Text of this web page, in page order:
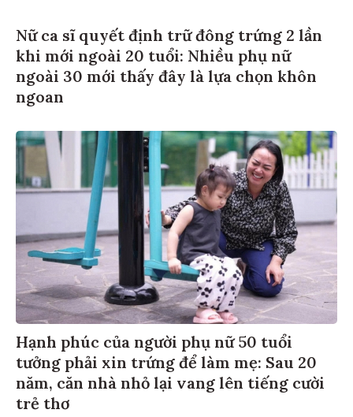
Nữ ca sĩ quyết định trữ đông trứng 2 lần
khi mới ngoài 20 tuổi: Nhiều phụ nữ
ngoài 30 mới thấy đây là lựa chọn khôn
ngoan
Hạnh phúc của người phụ nữ 50 tuổi
tưởng phải xin trứng để làm mẹ: Sau 20
năm, căn nhà nhỏ lại vang lên tiếng cười
trẻ thơ